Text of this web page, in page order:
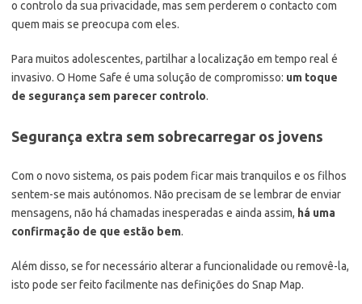
o controlo da sua privacidade, mas sem perderem o contacto com
quem mais se preocupa com eles.
Para muitos adolescentes, partilhar a localização em tempo real é
invasivo. O Home Safe é uma solução de compromisso: um toque
de segurança sem parecer controlo.
Segurança extra sem sobrecarregar os jovens
Com o novo sistema, os pais podem ficar mais tranquilos e os filhos
sentem-se mais autónomos. Não precisam de se lembrar de enviar
mensagens, não há chamadas inesperadas e ainda assim, há uma
confirmação de que estão bem.
Além disso, se for necessário alterar a funcionalidade ou removê-la,
isto pode ser feito facilmente nas definições do Snap Map.